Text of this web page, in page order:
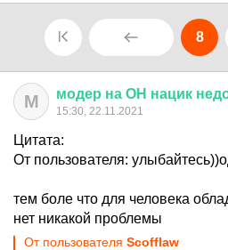
8
М модер на ОН нацик
15:30, 22.11.2021
Цитата:
От пользователя:
тем боле что для человека
нет никакой проблемы
От пользователя Scofflaw